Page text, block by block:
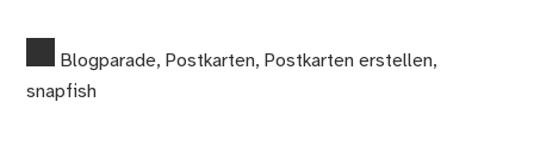
Blogparade, Postkarten, Postkarten erstellen,
snapfish